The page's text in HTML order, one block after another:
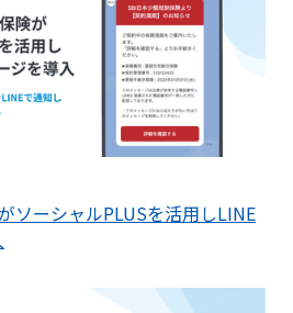
ソーシャルPLUSを活用しLINE